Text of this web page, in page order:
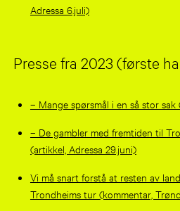
Adressa 6.juli)
Presse fra 2023 (første
– Mange spørsmål i en så stor sak
– De gambler med fremtiden til
(artikkel, Adressa 29.juni)
Vi må snart forstå at resten av
Trondheims tur (kommentar,